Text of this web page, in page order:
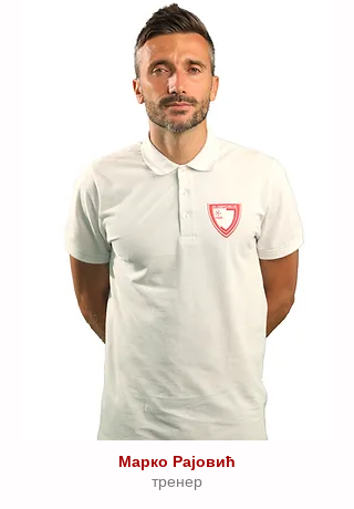
Марко Рајовић
тренер